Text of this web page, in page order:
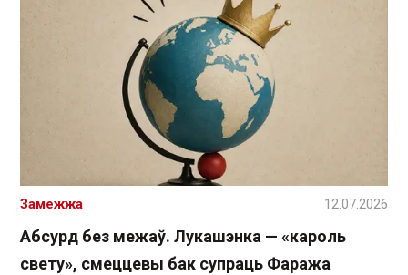
Абсурд без межаў. Лукашэнка — «кароль
свету», смеццевы бак супраць Фаража
Замежжа 12.07.2026